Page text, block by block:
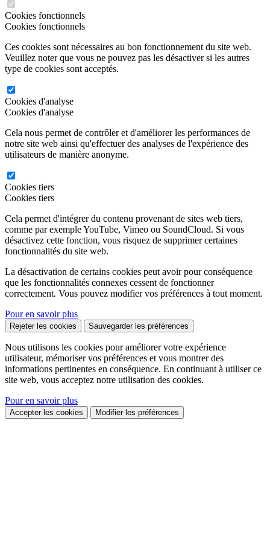
Cookies fonctionnels
Cookies fonctionnels
Ces cookies sont nécessaires au bon fonctionnement du site web.
Veuillez noter que vous ne pouvez pas les désactiver si les autres
type de cookies sont acceptés.
Cookies d'analyse
Cookies d'analyse
Cela nous permet de contrôler et d'améliorer les performances de
notre site web ainsi qu'effectuer des analyses de l'expérience des
utilisateurs de manière anonyme.
Cookies tiers
Cookies tiers
Cela permet d'intégrer du contenu provenant de sites web tiers,
comme par exemple YouTube, Vimeo ou SoundCloud. Si vous
désactivez cette fonction, vous risquez de supprimer certaines
fonctionnalités du site web.
La désactivation de certains cookies peut avoir pour conséquence
que les fonctionnalités connexes cessent de fonctionner
correctement. Vous pouvez modifier vos préférences à tout moment.
Pour en savoir plus
Rejeter les cookies Sauvegarder les préférences
Nous utilisons les cookies pour améliorer votre expérience
utilisateur, mémoriser vos préférences et vous montrer des
informations pertinentes en conséquence. En continuant à utiliser ce
site web, vous acceptez notre utilisation des cookies.
Pour en savoir plus
Accepter les cookies Modifier les préférences